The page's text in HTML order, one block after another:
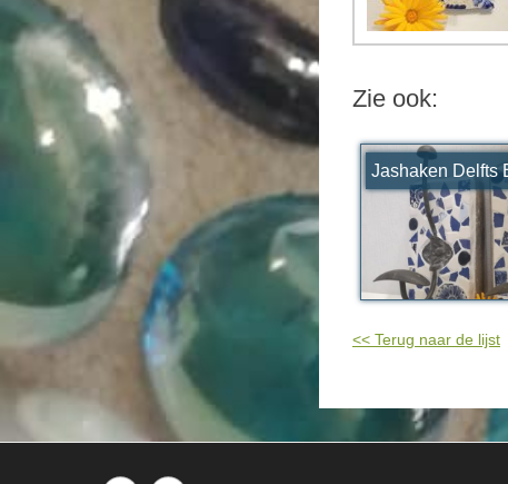
Zie ook:
Jashaken Delfts
<< Terug naar de lijst